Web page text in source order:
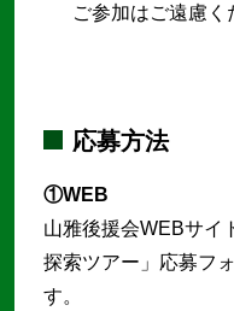
ご参加はご遠慮く
応募方法
①WEB
山雅後援会WEBサイ
探索ツアー」応募フ
す。